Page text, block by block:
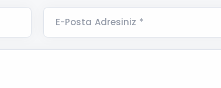
E-Posta Adresiniz *